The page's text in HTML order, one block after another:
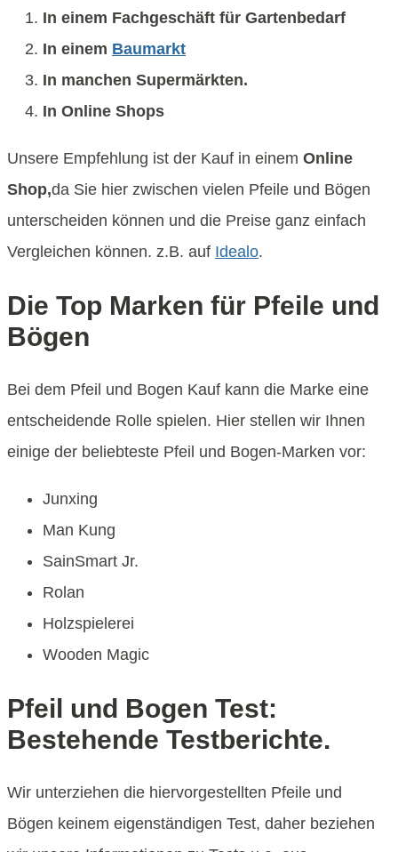
In einem Fachgeschäft für Gartenbedarf
In einem Baumarkt
In manchen Supermärkten.
In Online Shops
Unsere Empfehlung ist der Kauf in einem Online
Shop,da Sie hier zwischen vielen Pfeile und Bögen
unterscheiden können und die Preise ganz einfach
Vergleichen können. z.B. auf Idealo.
Die Top Marken für Pfeile und
Bögen
Bei dem Pfeil und Bogen Kauf kann die Marke eine
entscheidende Rolle spielen. Hier stellen wir Ihnen
einige der beliebteste Pfeil und Bogen-Marken vor:
Junxing
Man Kung
SainSmart Jr.
Rolan
Holzspielerei
Wooden Magic
Pfeil und Bogen Test:
Bestehende Testberichte.
Wir unterziehen die hiervorgestellten Pfeile und
Bögen keinem eigenständigen Test, daher beziehen